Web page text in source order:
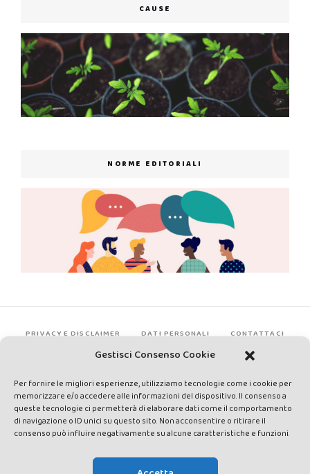
Gestisci Consenso Cookie
Per fornire le migliori esperienze, utilizziamo tecnologie come i cookie per
memorizzare e/o accedere alle informazioni del dispositivo. Il consenso a
queste tecnologie ci permetterà di elaborare dati come il comportamento
di navigazione o ID unici su questo sito. Non acconsentire o ritirare il
consenso può influire negativamente su alcune caratteristiche e funzioni.
CAUSE
NORME EDITORIALI
PRIVACY E DISCLAIMER DATI PERSONALI CONTATTACI
rights reserved - Testata registrata presso il Tribunale di Siena con